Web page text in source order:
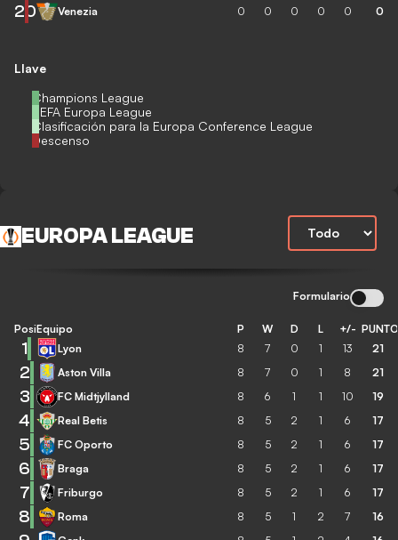
Llave
Champions League
UEFA Europa League
Clasificación para la Europa Conference League
Descenso
20 Venezia 0 0 0 0 0 0
EUROPA LEAGUE
Formulario
Posición
Equipo P W D L +/-
1 Lyon 8 7 0 1 13 21
2 Aston Villa 8 7 0 1 8 21
3 FC Midtjylland 8 6 1 1 10 19
4 Real Betis 8 5 2 1 6 17
5 FC Oporto 8 5 2 1 6 17
6 Braga 8 5 2 1 6 17
7 Friburgo 8 5 2 1 6 17
8 Roma 8 5 1 2 7 16